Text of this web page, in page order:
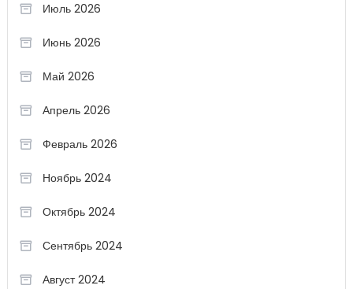
Июль 2026
Июнь 2026
Май 2026
Апрель 2026
Февраль 2026
Ноябрь 2024
Октябрь 2024
Сентябрь 2024
Август 2024